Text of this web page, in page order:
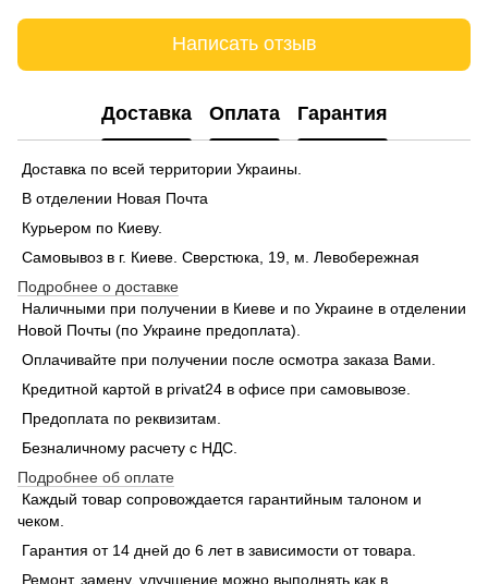
Написать отзыв
Доставка Оплата Гарантия
Доставка по всей территории Украины.
В отделении Новая Почта
Курьером по Киеву.
Самовывоз в г. Киеве. Сверстюка, 19, м. Левобережная
Подробнее о доставке
Наличными при получении в Киеве и по Украине в отделении
Новой Почты (по Украине предоплата).
Оплачивайте при получении после осмотра заказа Вами.
Кредитной картой в privat24 в офисе при самовывозе.
Предоплата по реквизитам.
Безналичному расчету с НДС.
Подробнее об оплате
Каждый товар сопровождается гарантийным талоном и
чеком.
Гарантия от 14 дней до 6 лет в зависимости от товара.
Ремонт, замену, улучшение можно выполнять как в